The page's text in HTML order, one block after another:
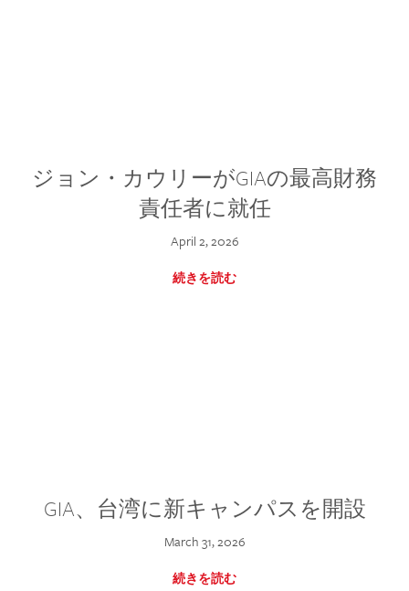
ジョン・カウリーがGIAの最高財務
責任者に就任
April 2, 2026
続きを読む
GIA、台湾に新キャンパスを開設
March 31, 2026
続きを読む